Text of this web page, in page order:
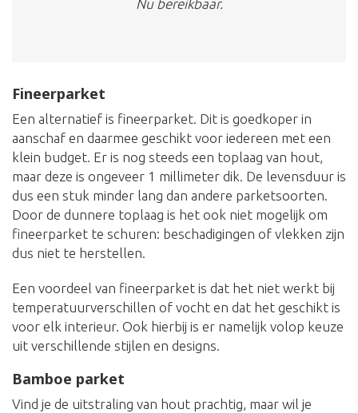
Nu bereikbaar.
Fineerparket
Een alternatief is fineerparket. Dit is goedkoper in
aanschaf en daarmee geschikt voor iedereen met een
klein budget. Er is nog steeds een toplaag van hout,
maar deze is ongeveer 1 millimeter dik. De levensduur is
dus een stuk minder lang dan andere parketsoorten.
Door de dunnere toplaag is het ook niet mogelijk om
fineerparket te schuren: beschadigingen of vlekken zijn
dus niet te herstellen.
Een voordeel van fineerparket is dat het niet werkt bij
temperatuurverschillen of vocht en dat het geschikt is
voor elk interieur. Ook hierbij is er namelijk volop keuze
uit verschillende stijlen en designs.
Bamboe parket
Vind je de uitstraling van hout prachtig, maar wil je